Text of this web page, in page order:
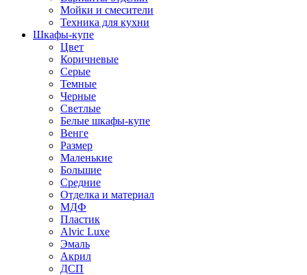
Мойки и смесители
Техника для кухни
Шкафы-купе
Цвет
Коричневые
Серые
Темные
Черные
Светлые
Белые шкафы-купе
Венге
Размер
Маленькие
Большие
Средние
Отделка и материал
МДФ
Пластик
Alvic Luxe
Эмаль
Акрил
ДСП